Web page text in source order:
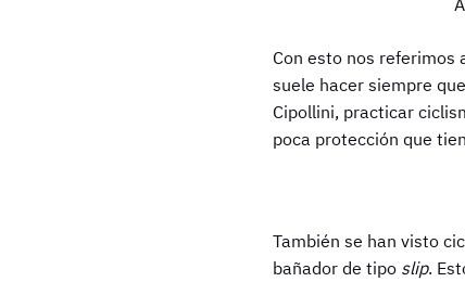
Con esto nos referimos
suele hacer siempre
Cipollini, practicar
poca protección que
También se han visto
bañador de tipo slip.